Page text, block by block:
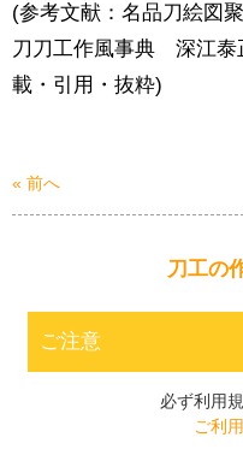
(参考文献：名品刀絵図
刀刀工作風事典 深江泰
載・引用・抜粋)
« 前へ
刀工の
ご注意
必ず利用
ご利